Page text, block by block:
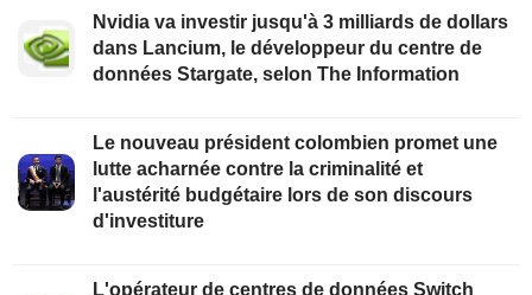
Nvidia va investir jusqu'à 3 milliards de dollars
dans Lancium, le développeur du centre de
données Stargate, selon The Information
Le nouveau président colombien promet une
lutte acharnée contre la criminalité et
l'austérité budgétaire lors de son discours
d'investiture
L'opérateur de centres de données Switch